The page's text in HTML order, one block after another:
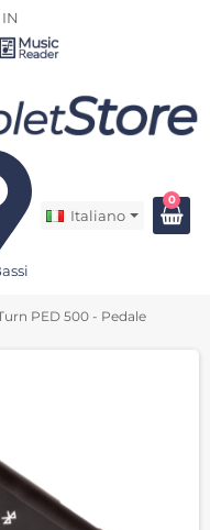
Italiano
0
PED 500 - Pedale